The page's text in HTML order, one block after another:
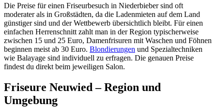
Die Preise für einen Friseurbesuch in Niederbieber sind oft
moderater als in Großstädten, da die Ladenmieten auf dem Land
günstiger sind und der Wettbewerb übersichtlich bleibt. Für einen
einfachen Herrenschnitt zahlt man in der Region typischerweise
zwischen 15 und 25 Euro, Damenfrisuren mit Waschen und Föhnen
beginnen meist ab 30 Euro. Blondierungen und Spezialtechniken
wie Balayage sind individuell zu erfragen. Die genauen Preise
findest du direkt beim jeweiligen Salon.
Friseure Neuwied – Region und
Umgebung